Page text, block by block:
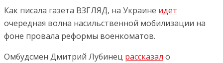
Как писала газета ВЗГЛЯД, на Украине идет
очередная волна насильственной мобилизации на
фоне провала реформы военкоматов.
Омбудсмен Дмитрий Лубинец рассказал о